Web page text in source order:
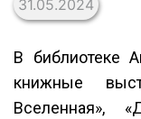
31.05.2024
В библиотеке
книжные
Вселенная»,